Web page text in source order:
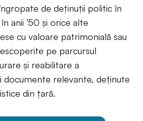
de deținuții politic în
anii ’50 și orice alte
cu valoare patrimonială sau
pe parcursul
și reabilitare a
documente relevante, deținute
din țară.